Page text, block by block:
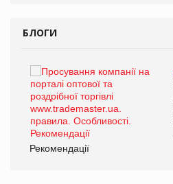
БЛОГИ
Рекомендації